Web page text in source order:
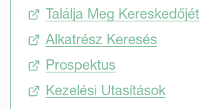
Találja Meg Kereskedőjét
Alkatrész Keresés
Prospektus
Kezelési Utasítások